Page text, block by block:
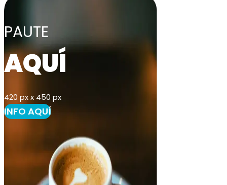
PAUTE
AQUÍ
420 px x 450 px
INFO AQUÍ